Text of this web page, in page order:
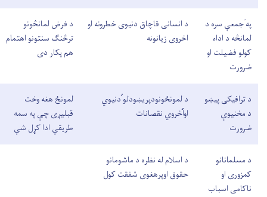
په َجمعې سره د
لمانڅه د اداء
کولو فضیلت او
ضرورت
د انسانی قاچاق دنیوی خطرونه او
اخروی زیانونه
د فرض لمانڅونو
ترڅنګ سنتونو اهتمام
هم پکار دی
د ترافیکی پیښو
د مخنیوې
ضرورت
د لمونځونودپريښودلو ُدنیوي
اواُخروي نقصانات
لمونځ هغه وخت
قبلیږی چې په سمه
طریقې ادا کړل شې
د مسلمانانو
کمزوری او
ناکامی اسباب
د اسلام له نظره د ماشومانو
حقوق اوپرهغوی شفقت کول